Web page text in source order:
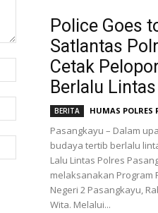
Police Goes
Satlantas
Cetak
Berlalu
BERITA HUMAS POLRES
Pasangkayu – Dalam
budaya tertib berlalu
Lalu Lintas Polres
melaksanakan Program
Negeri 2 Pasangkayu,
Wita. Melalui...